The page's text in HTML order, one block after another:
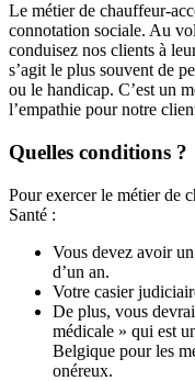
Le métier de chauffeur-
connotation sociale. Au
conduisez nos clients à
s’agit le plus souvent de
ou le handicap. C’est un
l’empathie pour notre
Quelles conditions ?
Pour exercer le métier de
Santé :
Vous devez avoir
d’un an.
Votre casier
De plus, vous
médicale » qui est
Belgique pour les
onéreux.